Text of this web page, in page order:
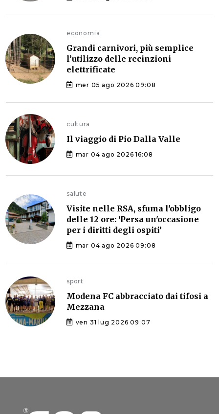
economia
Grandi carnivori, più semplice
l’utilizzo delle recinzioni
elettrificate
mer 05 ago 2026 09:08
cultura
Il viaggio di Pio Dalla Valle
mar 04 ago 2026 16:08
salute
Visite nelle RSA, sfuma l'obbligo
delle 12 ore: ‘Persa un'occasione
per i diritti degli ospiti’
mar 04 ago 2026 09:08
sport
Modena FC abbracciato dai tifosi a
Mezzana
ven 31 lug 2026 09:07